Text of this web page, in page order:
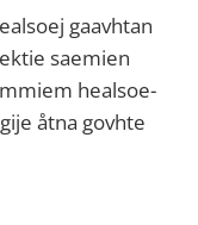
gaavhtan
saemien
healsoe-
åtna govhte